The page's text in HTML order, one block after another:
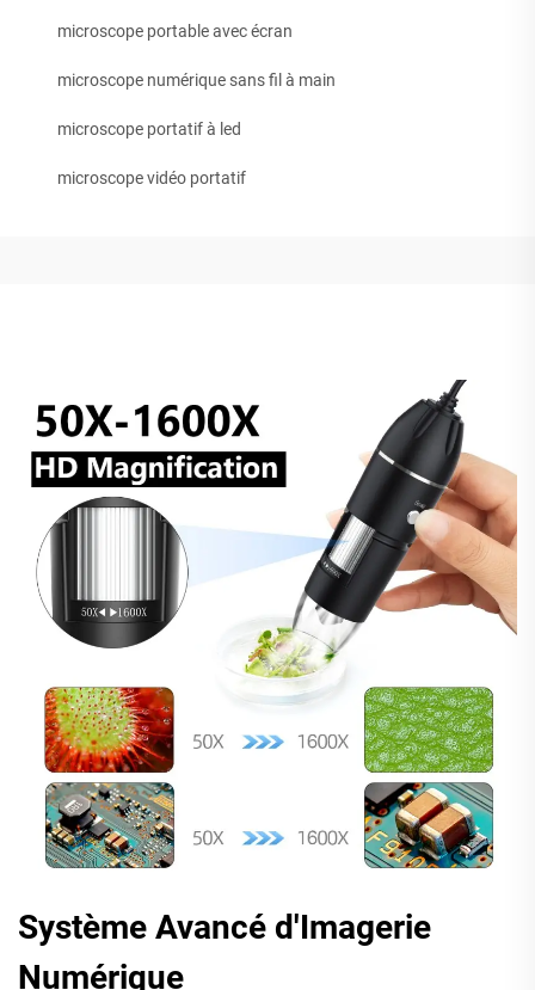
microscope portable avec écran
microscope numérique sans fil à main
microscope portatif à led
microscope vidéo portatif
Système Avancé d'Imagerie
Numérique